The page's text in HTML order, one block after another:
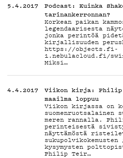
5.4.2017
Podcast: Kuinka
tarinankerronnan?
Korkean paikan
legendaarisesta
jonka perintöä
kirjallisuuden
https://objects.fi-
1.nebulacloud.fi/swift/
Miksi…
4.4.2017
Viikon kirja:
maailma loppuu
Viikon kirjassa on
suomenruotsalainen
meren rannalla.
perinteisestä
näyttämöstä
sukupolvikokemusten
kysymysten
Philip Teir…